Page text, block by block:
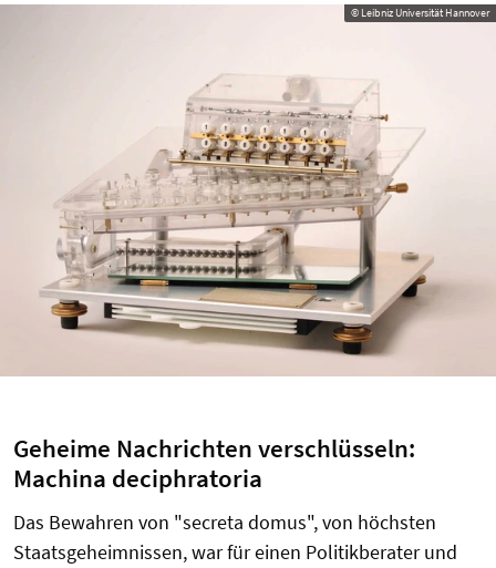
© Leibniz Universität Hannover
Geheime Nachrichten verschlüsseln:
Machina deciphratoria
Das Bewahren von "secreta domus", von höchsten
Staatsgeheimnissen, war für einen Politikberater und